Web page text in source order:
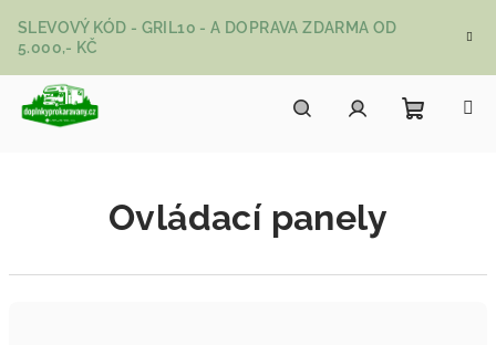
SLEVOVÝ KÓD - GRIL10 - A DOPRAVA ZDARMA OD
5.000,- KČ
Ovládací panely